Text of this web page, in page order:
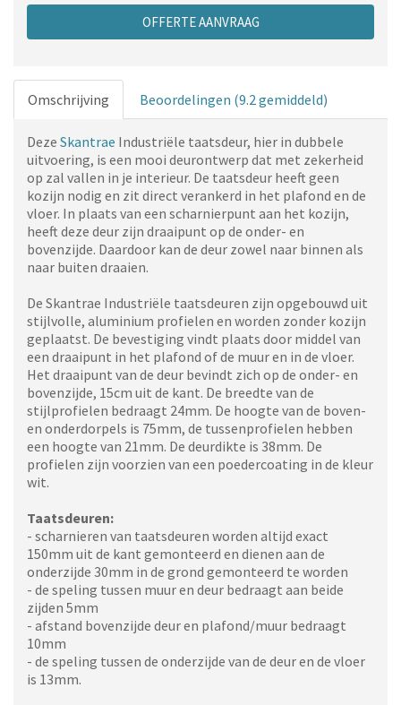
OFFERTE AANVRAAG
Omschrijving Beoordelingen (9.2 gemiddeld)
Deze Skantrae Industriële taatsdeur, hier in dubbele
uitvoering, is een mooi deurontwerp dat met zekerheid
op zal vallen in je interieur. De taatsdeur heeft geen
kozijn nodig en zit direct verankerd in het plafond en de
vloer. In plaats van een scharnierpunt aan het kozijn,
heeft deze deur zijn draaipunt op de onder- en
bovenzijde. Daardoor kan de deur zowel naar binnen als
naar buiten draaien.
De Skantrae Industriële taatsdeuren zijn opgebouwd uit
stijlvolle, aluminium profielen en worden zonder kozijn
geplaatst. De bevestiging vindt plaats door middel van
een draaipunt in het plafond of de muur en in de vloer.
Het draaipunt van de deur bevindt zich op de onder- en
bovenzijde, 15cm uit de kant. De breedte van de
stijlprofielen bedraagt 24mm. De hoogte van de boven-
en onderdorpels is 75mm, de tussenprofielen hebben
een hoogte van 21mm. De deurdikte is 38mm. De
profielen zijn voorzien van een poedercoating in de kleur
wit.
Taatsdeuren:
- scharnieren van taatsdeuren worden altijd exact
150mm uit de kant gemonteerd en dienen aan de
onderzijde 30mm in de grond gemonteerd te worden
- de speling tussen muur en deur bedraagt aan beide
zijden 5mm
- afstand bovenzijde deur en plafond/muur bedraagt
10mm
- de speling tussen de onderzijde van de deur en de vloer
is 13mm.